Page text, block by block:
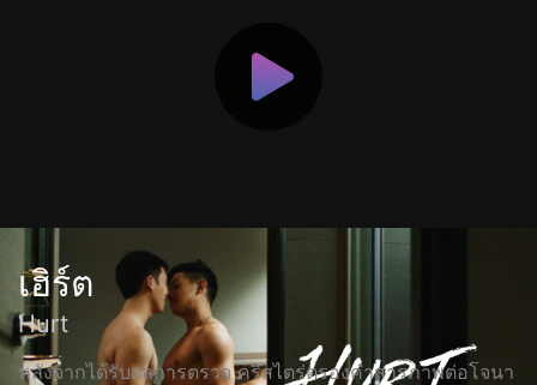
เฮิร์ต
Hurt
หลังจากได้รับผลการตรวจ คริสไตร่ตรองคำสารภาพต่อโจนา